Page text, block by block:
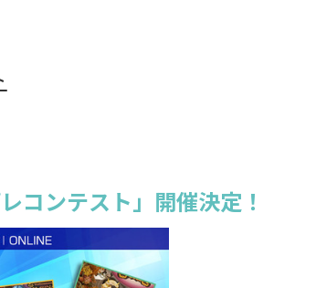
コンテスト」開催決定！